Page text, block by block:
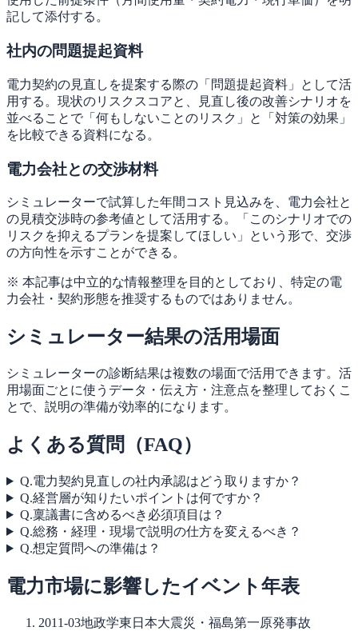
記して添付する。
社内の問題提起資料
電力契約の見直しを提案する際の「問題提起資料」として活
用する。現状のリスクスコアと、見直し後の改善シナリオを
並べることで「何もしないことのリスク」と「対策の効果」
を比較できる資料になる。
電力会社との交渉材料
シミュレーターで試算した年間コスト見込みを、電力会社と
の見積交渉時の参考値として活用する。「このシナリオでの
リスクを抑えるプランを提案してほしい」という形で、交渉
の方向性を示すことができる。
※ 本記事は中立的な情報整理を目的としており、特定の電
力会社・契約形態を推奨するものではありません。
シミュレーター結果の活用場面
シミュレーターの診断結果は複数の場面で活用できます。活
用場面ごとに使うデータ・伝え方・注意点を整理しておくこ
とで、説明の準備が効率的になります。
よくある質問（FAQ）
Q.電力契約見直しの社内承認はどう取りますか？
Q.経営層が知りたいポイントは何ですか？
Q.稟議書に含めるべき必須項目は？
Q.総務・経理・現場で説明の仕方を変えるべき？
Q.想定質問への準備は？
電力市場に影響したイベント年表
2011-03地政学東日本大震災・福島第一原発事故